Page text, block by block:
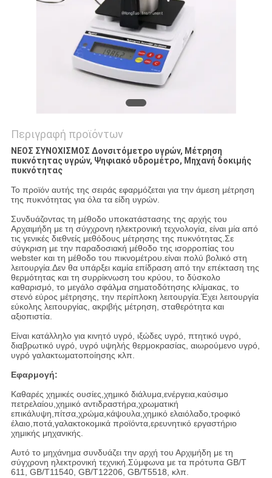
Περιγραφή προϊόντων
ΝΕΟΣ ΣΥΝΟΧΙΣΜΟΣ Δονσιτόμετρο υγρών, Μέτρηση
πυκνότητας υγρών, Ψηφιακό υδρομέτρο, Μηχανή δοκιμής
πυκνότητας
Το προϊόν αυτής της σειράς εφαρμόζεται για την άμεση μέτρηση
της πυκνότητας για όλα τα είδη υγρών.
Συνδυάζοντας τη μέθοδο υποκατάστασης της αρχής του
Αρχαιμήδη με τη σύγχρονη ηλεκτρονική τεχνολογία, είναι μία από
τις γενικές διεθνείς μεθόδους μέτρησης της πυκνότητας.Σε
σύγκριση με την παραδοσιακή μέθοδο της ισορροπίας του
webster και τη μέθοδο του πικνομέτρου.είναι πολύ βολικό στη
λειτουργία.Δεν θα υπάρξει καμία επίδραση από την επέκταση της
θερμότητας και τη συρρίκνωση του κρύου, το δύσκολο
καθαρισμό, το μεγάλο σφάλμα σηματοδότησης κλίμακας, το
στενό εύρος μέτρησης, την περίπλοκη λειτουργία.Έχει λειτουργία
εύκολης λειτουργίας, ακριβής μέτρηση, σταθερότητα και
αξιοπιστία.
Είναι κατάλληλο για κινητό υγρό, ιξώδες υγρό, πτητικό υγρό,
διαβρωτικό υγρό, υγρό υψηλής θερμοκρασίας, αιωρούμενο υγρό,
υγρό γαλακτωματοποίησης κλπ.
Εφαρμογή:
Καθαρές χημικές ουσίες,χημικό διάλυμα,ενέργεια,καύσιμο
πετρελαίου,χημικό αντιδραστήρα,χρωματική
επικάλυψη,πίτσα,χρώμα,κάψουλα,χημικό ελαιόλαδο,τροφικό
έλαιο,ποτά,γαλακτοκομικά προϊόντα,ερευνητικό εργαστήριο
χημικής μηχανικής.
Αυτό το μηχάνημα συνδυάζει την αρχή του Αρχιμήδη με τη
σύγχρονη ηλεκτρονική τεχνική.Σύμφωνα με τα πρότυπα GB/T
611, GB/T11540, GB/T12206, GB/T5518, κλπ.